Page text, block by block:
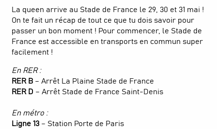
La queen arrive au Stade de France le 29, 30 et 31 mai !
On te fait un récap de tout ce que tu dois savoir pour
passer un bon moment ! Pour commencer, le Stade de
France est accessible en transports en commun super
facilement !
En RER :
RER B – Arrêt La Plaine Stade de France
RER D – Arrêt Stade de France Saint-Denis
En métro :
Ligne 13 – Station Porte de Paris